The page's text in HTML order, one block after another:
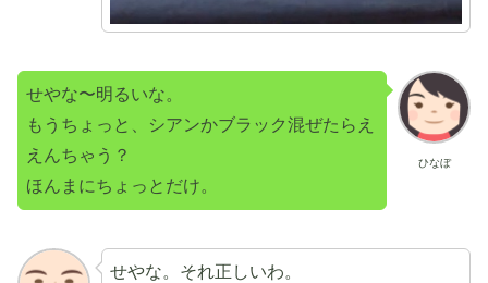
ひなぼ
せやな〜明るいな。
もうちょっと、シアンかブラック混ぜたらえ
えんちゃう？
ほんまにちょっとだけ。
せやな。それ正しいわ。